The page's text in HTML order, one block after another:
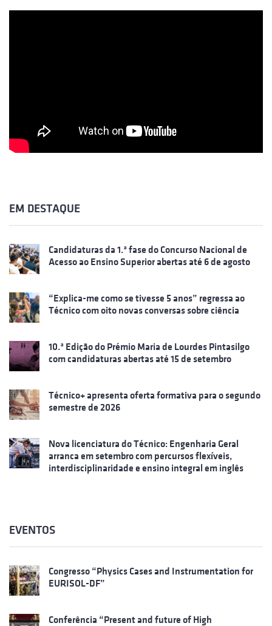
EM DESTAQUE
Candidaturas da 1.ª fase do Concurso Nacional de
Acesso ao Ensino Superior abertas até 6 de agosto
“Explica-me como se tivesse 5 anos” regressa ao
Técnico com oito novas conversas sobre ciência
10.ª Edição do Prémio Maria de Lourdes Pintasilgo
com candidaturas abertas até 15 de setembro
Técnico+ apresenta oferta formativa para o segundo
semestre de 2026
Nova licenciatura do Técnico: Engenharia Geral
arranca em setembro com percursos flexíveis,
interdisciplinaridade e ensino integral em inglês
EVENTOS
Congresso “Physics Cases and Instrumentation for
EURISOL-DF”
Conferência “Present and future of High